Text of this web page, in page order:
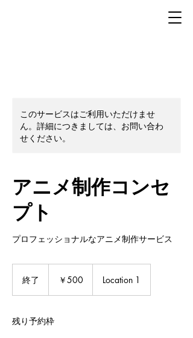
このサービスはご利用いただけませ
ん。詳細につきましては、お問い合わ
せください。
アニメ制作コンセ
プト
プロフェッショナルなアニメ制作サービス
終了 ￥500 Location 1
残り予約枠